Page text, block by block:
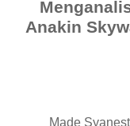
Anakin
Made